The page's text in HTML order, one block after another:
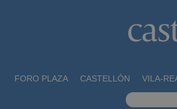
FORO PLAZA CASTELLÓN VILA-